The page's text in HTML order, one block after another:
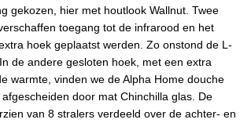
gekozen, hier met houtlook Wallnut. Twee
toegang tot de infrarood en het
hoek geplaatst werden. Zo onstond de L-
de andere gesloten hoek, met een extra
warmte, vinden we de Alpha Home douche
door mat Chinchilla glas. De
van 8 stralers verdeeld over de achter- en